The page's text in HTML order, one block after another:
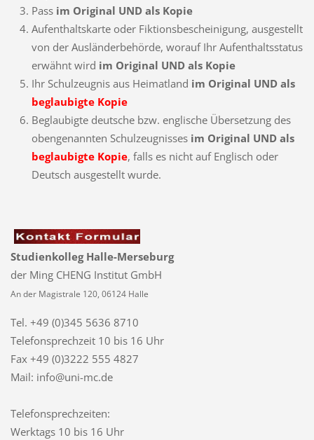
Pass im Original UND als Kopie
Aufenthaltskarte oder Fiktionsbescheinigung, ausgestellt
von der Ausländerbehörde, worauf Ihr Aufenthaltsstatus
erwähnt wird im Original UND als Kopie
Ihr Schulzeugnis aus Heimatland im Original UND als
beglaubigte Kopie
Beglaubigte deutsche bzw. englische Übersetzung des
obengenannten Schulzeugnisses im Original UND als
beglaubigte Kopie, falls es nicht auf Englisch oder
Deutsch ausgestellt wurde.
Studienkolleg Halle-Merseburg
der Ming CHENG Institut GmbH
An der Magistrale 120, 06124 Halle
Tel. +49 (0)345 5636 8710
Telefonsprechzeit 10 bis 16 Uhr
Fax +49 (0)3222 555 4827
Mail: info@uni-mc.de
Telefonsprechzeiten:
Werktags 10 bis 16 Uhr